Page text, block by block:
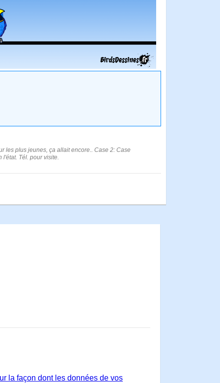
les plus jeunes, ça allait encore.. Case 2: Case
l'état. Tél. pour visite.
la façon dont les données de vos